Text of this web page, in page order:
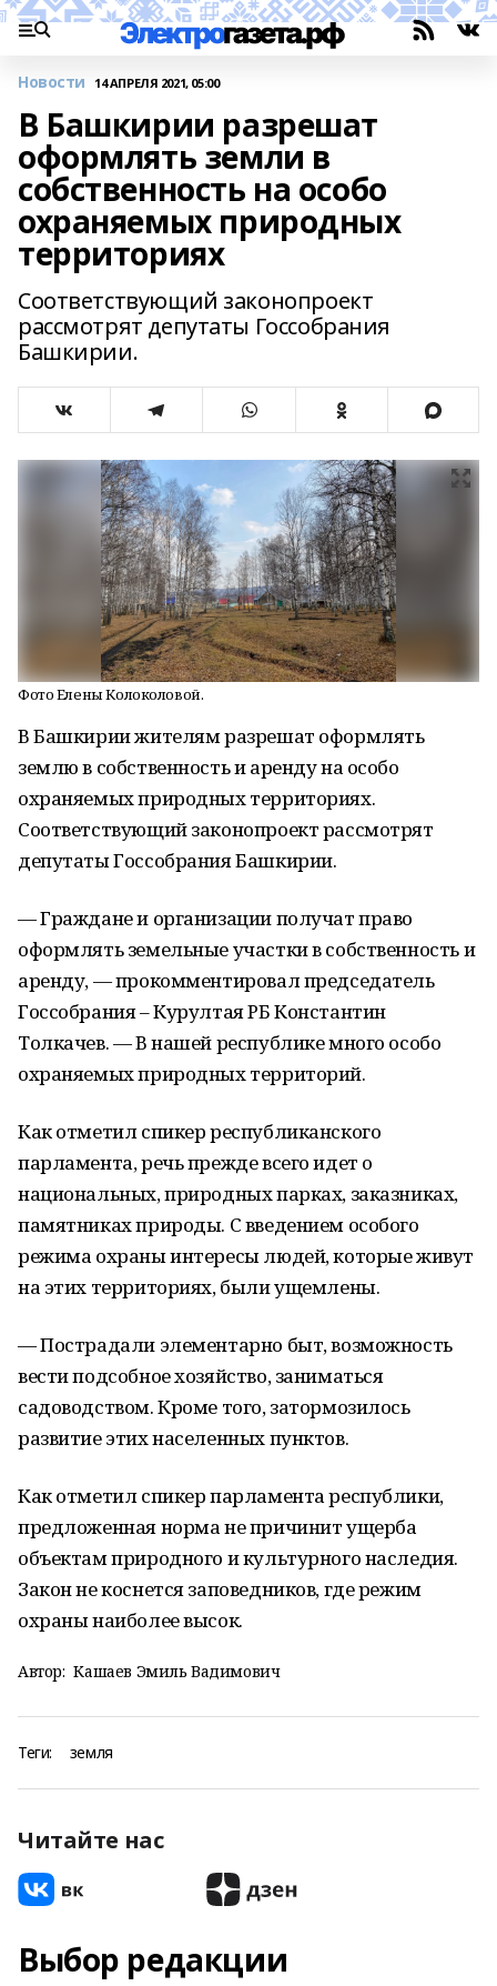
Новости 14 АПРЕЛЯ 2021, 05:00
В Башкирии разрешат
оформлять земли в
собственность на особо
охраняемых природных
территориях
Соответствующий законопроект
рассмотрят депутаты Госсобрания
Башкирии.
Фото Елены Колоколовой.
В Башкирии жителям разрешат оформлять
землю в собственность и аренду на особо
охраняемых природных территориях.
Соответствующий законопроект рассмотрят
депутаты Госсобрания Башкирии.
— Граждане и организации получат право
оформлять земельные участки в собственность и
аренду, — прокомментировал председатель
Госсобрания – Курултая РБ Константин
Толкачев. — В нашей республике много особо
охраняемых природных территорий.
Как отметил спикер республиканского
парламента, речь прежде всего идет о
национальных, природных парках, заказниках,
памятниках природы. С введением особого
режима охраны интересы людей, которые живут
на этих территориях, были ущемлены.
— Пострадали элементарно быт, возможность
вести подсобное хозяйство, заниматься
садоводством. Кроме того, затормозилось
развитие этих населенных пунктов.
Как отметил спикер парламента республики,
предложенная норма не причинит ущерба
объектам природного и культурного наследия.
Закон не коснется заповедников, где режим
охраны наиболее высок.
Автор: Кашаев Эмиль Вадимович
Теги: земля
Читайте нас
Выбор редакции